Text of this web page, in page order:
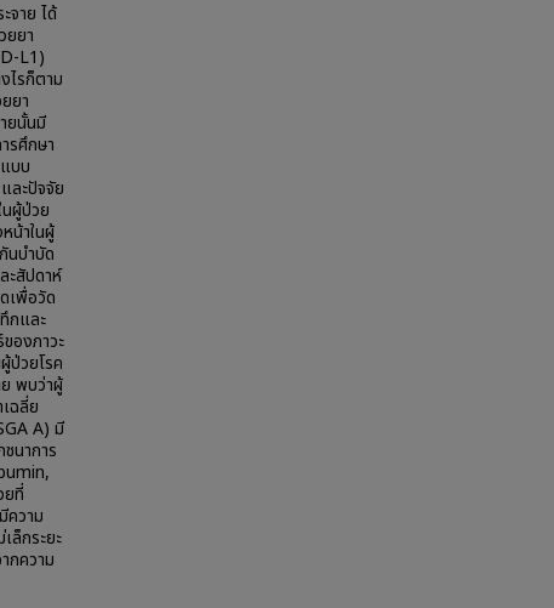
จาย ได้
ยยา
L1)
รก็ตาม
ยา
ยนั้นมี
รศึกษา
บบ
ะปัจจัย
ผู้ป่วย
น้าในผู้
นบำบัด
ะสัปดาห์
เพื่อวัด
กและ
องภาวะ
ป่วยโรค
พบว่าผู้
ฉลี่ย
A) มี
นาการ
ยที่
ความ
ล็กระยะ
กความ